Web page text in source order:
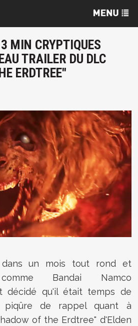
MIN CRYPTIQUES
TRAILER DU DLC
ERDTREE"
un mois tout rond et
Bandai Namco
décidé qu'il était temps de
de rappel quant à
of the Erdtree" d'Elden